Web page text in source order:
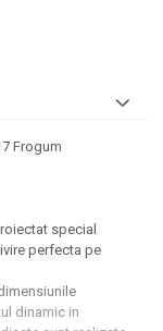
Frogum
special
perfecta pe
dinamic in